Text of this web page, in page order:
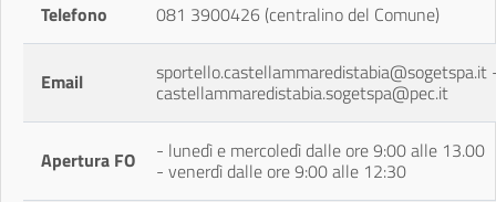
Telefono 081 3900426 (centralino del Comune)
Email sportello.castellammaredistabia@sogetspa.it
castellammaredistabia.sogetspa@pec.it
Apertura FO - lunedì e mercoledì dalle ore 9:00 alle 13.00
- venerdì dalle ore 9:00 alle 12:30